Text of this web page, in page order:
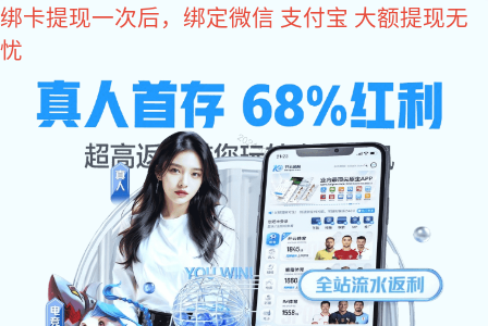
辉达娱乐
欢迎进入长鸿精密网站
辉达娱乐 铝合金外